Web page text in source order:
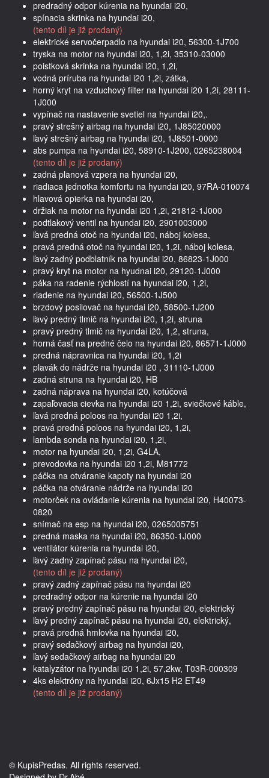
predradný odpor kúrenia na hyundai i20,
spínacia skrinka na hyundai i20,
(tento díl je již prodaný)
elektrické servočerpadlo na hyundai i20, 56300-1J700
tryska na motor na hyundai i20, 1,2i, 35310-03000
poistková skrinka na hyundai i20, 1,2i,
vodná príruba na hyundai i20 1,2i, zátka,
horný kryt na vzduchový filter na hyundai i20 1,2i, 28111-
1J000
vypínač na nastavenie svetiel na hyundai i20,.
pravý strešný airbag na hyundai i20, 1J85020000
ľavý strešný airbag na hyundai i20, 1J8501-0000
abs pumpa na hyundai i20, 58910-1J200, 0265238004
(tento díl je již prodaný)
zadná planová vzpera na hyundai i20,
riadiaca jednotka komfortu na hyundai i20, 97RA-010074
hlavová opierka na hyundai i20,
držiak na motor na hyundai i20 1,2i, 21812-1J000
podtlakový ventil na hyundai i20, 2901003000
ľavá predná otoč na hyundai i20, náboj kolesa,
pravá predná otoč na hyundai i20, 1,2i, náboj kolesa,
ľavý zadný podblatník na hyundai i20, 86823-1J000
pravý kryt na motor na hyudnai i20, 29120-1J000
páka na radenie rýchlostí na hyundai i20, 1,2i,
riadenie na hyundai i20, 56500-1J500
brzdový posilovač na hyundai i20, 58500-1J200
ľavý predný tlmič na hyundai i20, 1,2i, struna
pravý predný tlmič na hyundai i20, 1,2, struna,
horná časť na predné čelo na hyundai i20, 86571-1J000
predná nápravnica na hyundai i20, 1,2i
plavák do nádrže na hyundai i20 , 31110-1J000
zadná struna na hyundai i20, HB
zadná náprava na hyundai i20, kotúčová
zapaľovacia cievka na hyundai i20 1,2i, sviečkové káble,
ľavá predná poloos na hyundai i20 1,2i,
pravá predná poloos na hyundai i20, 1,2i,
lambda sonda na hyundai i20, 1,2i,
motor na hyundai i20, 1,2i, G4LA,
prevodovka na hyundai i20 1,2i, M81772
páčka na otváranie kapoty na hyundai i20
páčka na otváranie nádrže na hyundai i20
motorček na ovládanie kúrenia na hyundai i20, H40073-
0820
snímač na esp na hyundai i20, 0265005751
predná maska na hyundai i20, 86350-1J000
ventilátor kúrenia na hyundai i20,
ľavý zadný zapínač pásu na hyundai i20,
(tento díl je již prodaný)
pravý zadný zapínač pásu na hyundai i20
predradný odpor na kúrenie na hyundai i20
pravý predný zapínač pásu na hyundai i20, elektrický
ľavý predný zapínač pásu na hyundai i20, elektrický,
pravá predná hmlovka na hyundai i20,
pravý sedačkový airbag na hyundai i20,
ľavý sedačkový airbag na hyundai i20
katalyzátor na hyundai i20 1,2i, 57,2kw, T03R-000309
4ks elektróny na hyundai i20, 6Jx15 H2 ET49
(tento díl je již prodaný)
© KupisPredas. All rights reserved.